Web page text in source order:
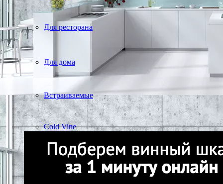
Для ресторана
Для дома
Встраиваемые
Cold Vine